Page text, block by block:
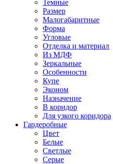
Темные
Размер
Малогабаритные
Форма
Угловые
Отделка и материал
Из МДФ
Зеркальные
Особенности
Купе
Эконом
Назначение
В коридор
Для узкого коридора
Гардеробные
Цвет
Белые
Светлые
Серые